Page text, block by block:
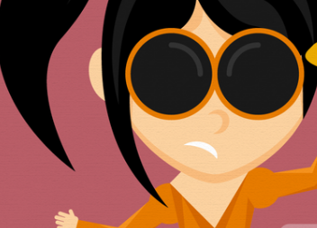
pracy może być racjonalne także dla
bowiem bardziej kreatywny i wydajny,
(nie ma potrzeby załatwiania prywatnych
pracownicy rzadziej chorują… W praktyce
z miasta Kiruna
oraz Francuzów, którzy
pracy (35-godzinnym) pokazały, że
dodatkowym wysiłkiem, co potrafi
i poziomu stresu. Tomasz Kasprowicz,
szereg badań dotyczących problemu,